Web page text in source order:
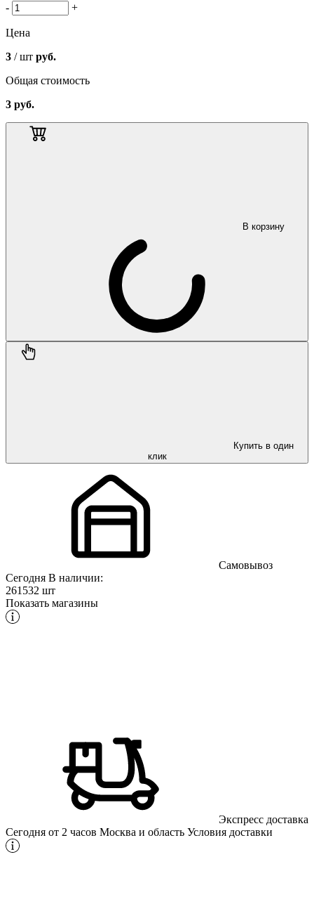
- +
Цена
3 / шт руб.
Общая стоимость
3 руб.
В корзину
Купить в один
клик
Самовывоз
Сегодня В наличии:
261532 шт
Показать магазины
Экспресс доставка
Сегодня от 2 часов Москва и область Условия доставки